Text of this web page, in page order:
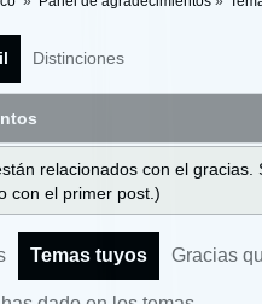
Distinciones
relacionados con el
con el primer post.)
Temas tuyos Gracias